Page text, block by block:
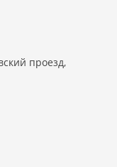
проезд,